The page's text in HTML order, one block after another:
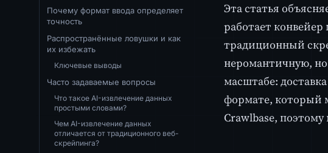
Почему формат ввода определяет
точность
Распространённые ловушки и как
их избежать
Ключевые выводы
Часто задаваемые вопросы
Что такое AI-извлечение данных
простыми словами?
Чем AI-извлечение данных
отличается от традиционного веб-
скрейпинга?
Эта статья
работает конвейер
традиционный
неромантичную, но
масштабе:
формате, который
Crawlbase,